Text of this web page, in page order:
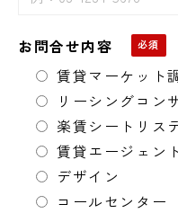
お問合せ内容
賃貸マーケット
リーシングコン
楽賃シートリス
賃貸エージェン
デザイン
コールセンター